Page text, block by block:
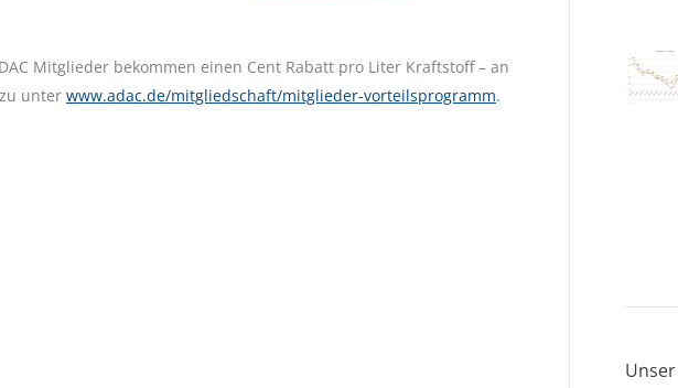
Mitglieder bekommen einen Cent Rabatt pro Liter Kraftstoff – an
unter www.adac.de/mitgliedschaft/mitglieder-vorteilsprogramm.